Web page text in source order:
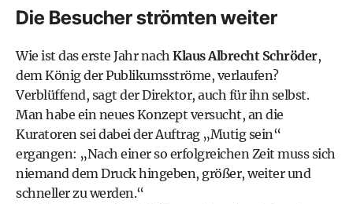
Die Besucher strömten weiter
Wie ist das erste Jahr nach Klaus Albrecht Schröder,
dem König der Publikumsströme, verlaufen?
Verblüffend, sagt der Direktor, auch für ihn selbst.
Man habe ein neues Konzept versucht, an die
Kuratoren sei dabei der Auftrag „Mutig sein“
ergangen: „Nach einer so erfolgreichen Zeit muss sich
niemand dem Druck hingeben, größer, weiter und
schneller zu werden.“